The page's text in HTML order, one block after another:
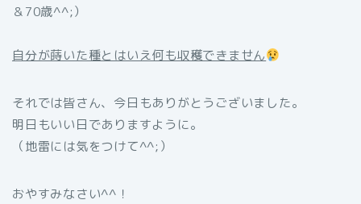
＆70歳^^;）
自分が蒔いた種とはいえ何も収穫できません
それでは皆さん、今日もありがとうございました。
明日もいい日でありますように。
（地雷には気をつけて^^;）
おやすみなさい^^！